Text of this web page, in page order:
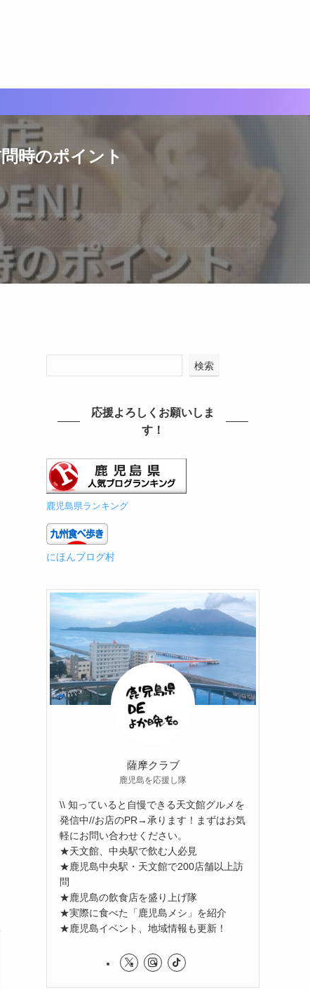
時のポイント
検索
応援よろしくお願いしま
す！
鹿児島県ランキング
にほんブログ村
薩摩クラブ
鹿児島を応援し隊
\\ 知っていると自慢できる天文館グルメを
発信中//お店のPR→承ります！まずはお気
軽にお問い合わせください。
★天文館、中央駅で飲む人必見
★鹿児島中央駅・天文館で200店舗以上訪
問
★鹿児島の飲食店を盛り上げ隊
★実際に食べた「鹿児島メシ」を紹介
★鹿児島イベント、地域情報も更新！